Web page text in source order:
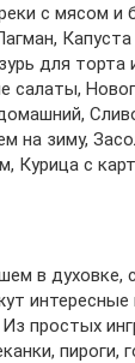
с мясом и
для торта
салаты,
на зиму,
Курица с
в духовке,
простых
пироги,